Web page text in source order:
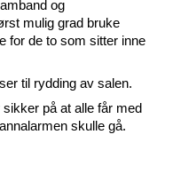
og
mulig grad bruke
for de to som sitter inne
til rydding av salen.
på at alle får med
skulle gå.